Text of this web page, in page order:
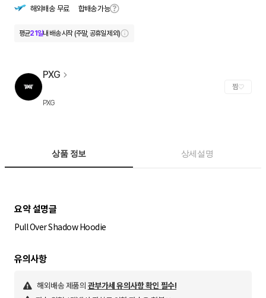
해외배송 무료 합배송 가능
평균21일내 배송 시작 (주말, 공휴일 제외)
PXG
PXG
찜
상품 정보 상세설명
Pull Over Shadow Hoodie
유의사항
해외배송 제품의 관부가세 유의사항 확인 필수!